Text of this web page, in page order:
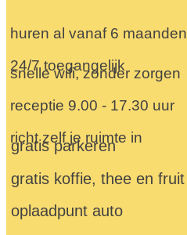
huren al vanaf 6 maanden
24/7 toegangelijk
snelle wifi, zonder zorgen
receptie 9.00 - 17.30 uur
richt zelf je ruimte in
gratis parkeren
gratis koffie, thee en fruit
oplaadpunt auto